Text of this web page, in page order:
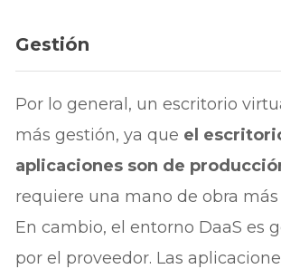
Gestión
Por lo general, un escritorio
más gestión, ya que el
aplicaciones son de
requiere una mano de obra
En cambio, el entorno DaaS es
por el proveedor. Las